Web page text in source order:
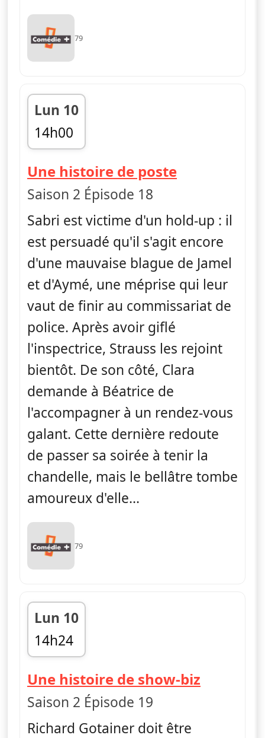
79
Lun 10
14h00
fin 14h24
Une histoire de poste— H
Saison 2 Épisode 18
Sabri est victime d'un hold-up : il
est persuadé qu'il s'agit encore
d'une mauvaise blague de Jamel
et d'Aymé, une méprise qui leur
vaut de finir au commissariat de
police. Après avoir giflé
l'inspectrice, Strauss les rejoint
bientôt. De son côté, Clara
demande à Béatrice de
l'accompagner à un rendez-vous
galant. Cette dernière redoute
de passer sa soirée à tenir la
chandelle, mais le bellâtre tombe
amoureux d'elle...
79
Lun 10
14h24
fin 14h51
Une histoire de show-biz
Saison 2 Épisode 19
Richard Gotainer doit être